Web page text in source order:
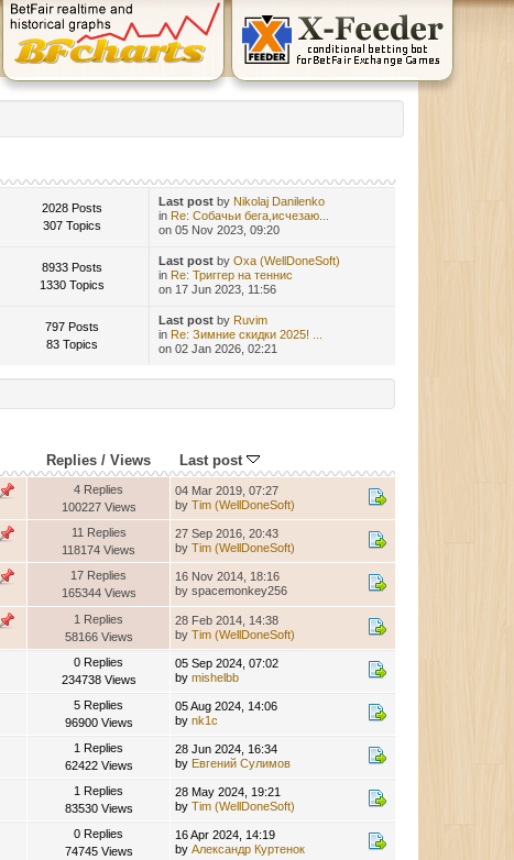
2028 Posts
307 Topics
Last postby Nikolaj Danilenko
in Re: Собачьи бега,исчезаю...
on 05 Nov 2023, 09:20
8933 Posts
1330 Topics
Last postby Oxa (WellDoneSoft)
in Re: Триггер на теннис
on 17 Jun 2023, 11:56
797 Posts
83 Topics
Last postby Ruvim
in Re: Зимние скидки 2025! ...
on 02 Jan 2026, 02:21
Replies/ Views Last post
4 Replies
100227 Views
04 Mar 2019, 07:27
byTim (WellDoneSoft)
11 Replies
118174 Views
27 Sep 2016, 20:43
byTim (WellDoneSoft)
17 Replies
165344 Views
16 Nov 2014, 18:16
by spacemonkey256
1 Replies
58166 Views
28 Feb 2014, 14:38
byTim (WellDoneSoft)
0 Replies
234738 Views
05 Sep 2024, 07:02
bymishelbb
5 Replies
96900 Views
05 Aug 2024, 14:06
bynk1c
1 Replies
62422 Views
28 Jun 2024, 16:34
by Евгений Сулимов
1 Replies
83530 Views
28 May 2024, 19:21
byTim (WellDoneSoft)
0 Replies
74745 Views
16 Apr 2024, 14:19
byАлександр Куртенок